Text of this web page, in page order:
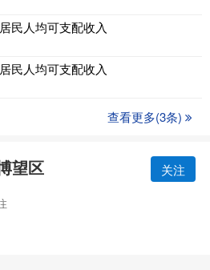
民人均可支配收入
民人均可支配收入
查看更多(3条)
望区 关注